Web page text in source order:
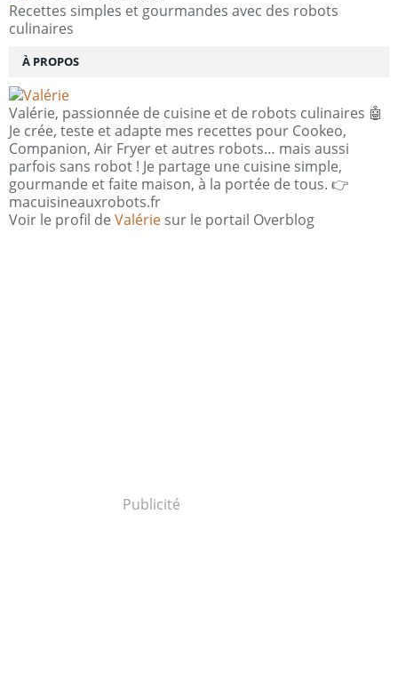
Recettes simples et gourmandes avec des robots
culinaires
À PROPOS
Valérie, passionnée de cuisine et de robots culinaires 🤖
Je crée, teste et adapte mes recettes pour Cookeo,
Companion, Air Fryer et autres robots… mais aussi
parfois sans robot ! Je partage une cuisine simple,
gourmande et faite maison, à la portée de tous. 👉
macuisineauxrobots.fr
Voir le profil de Valérie sur le portail Overblog
Publicité